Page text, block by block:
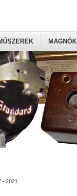
MAGNÓK
2021.